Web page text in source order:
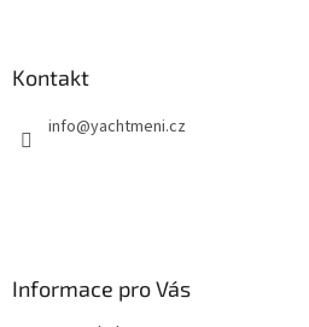
Kontakt
info@yachtmeni.cz
Informace pro Vás